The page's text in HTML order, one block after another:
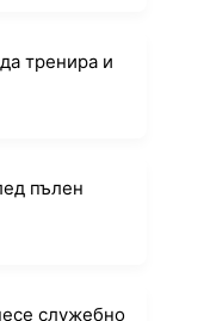
тренира и
пълен
служебно